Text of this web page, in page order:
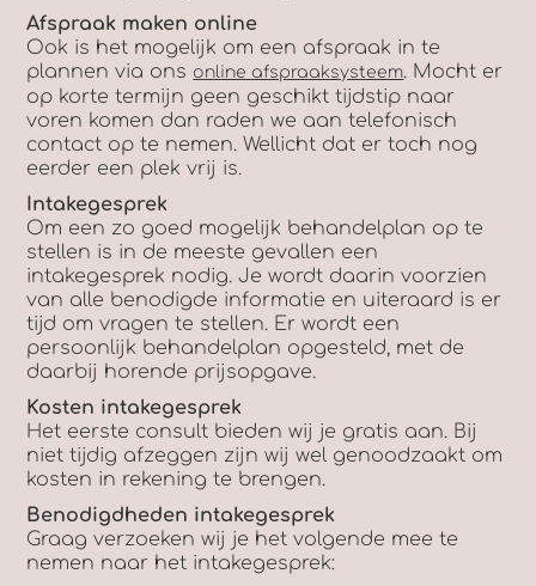
Afspraak maken online
Ook is het mogelijk om een afspraak in te
plannen via ons online afspraaksysteem. Mocht er
op korte termijn geen geschikt tijdstip naar
voren komen dan raden we aan telefonisch
contact op te nemen. Wellicht dat er toch nog
eerder een plek vrij is.
Intakegesprek
Om een zo goed mogelijk behandelplan op te
stellen is in de meeste gevallen een
intakegesprek nodig. Je wordt daarin voorzien
van alle benodigde informatie en uiteraard is er
tijd om vragen te stellen. Er wordt een
persoonlijk behandelplan opgesteld, met de
daarbij horende prijsopgave.
Kosten intakegesprek
Het eerste consult bieden wij je gratis aan. Bij
niet tijdig afzeggen zijn wij wel genoodzaakt om
kosten in rekening te brengen.
Benodigdheden intakegesprek
Graag verzoeken wij je het volgende mee te
nemen naar het intakegesprek: